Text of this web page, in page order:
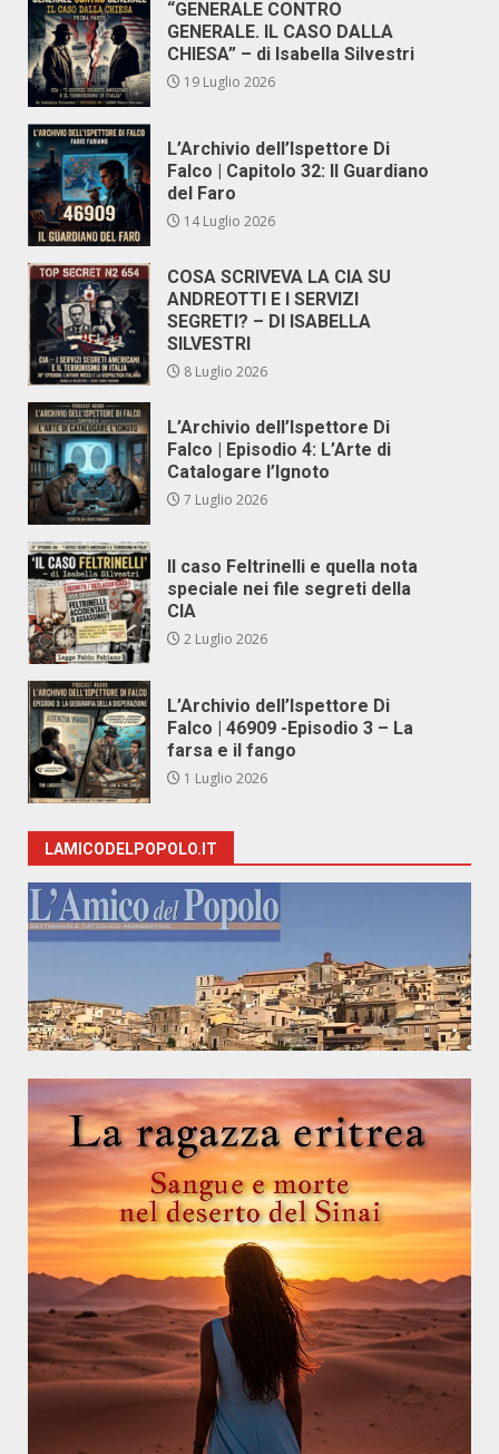
“GENERALE CONTRO
GENERALE. IL CASO DALLA
CHIESA” – di Isabella Silvestri
19 Luglio 2026
L’Archivio dell’Ispettore Di
Falco | Capitolo 32: Il Guardiano
del Faro
14 Luglio 2026
COSA SCRIVEVA LA CIA SU
ANDREOTTI E I SERVIZI
SEGRETI? – DI ISABELLA
SILVESTRI
8 Luglio 2026
L’Archivio dell’Ispettore Di
Falco | Episodio 4: L’Arte di
Catalogare l’Ignoto
7 Luglio 2026
Il caso Feltrinelli e quella nota
speciale nei file segreti della
CIA
2 Luglio 2026
L’Archivio dell’Ispettore Di
Falco | 46909 -Episodio 3 – La
farsa e il fango
1 Luglio 2026
LAMICODELPOPOLO.IT